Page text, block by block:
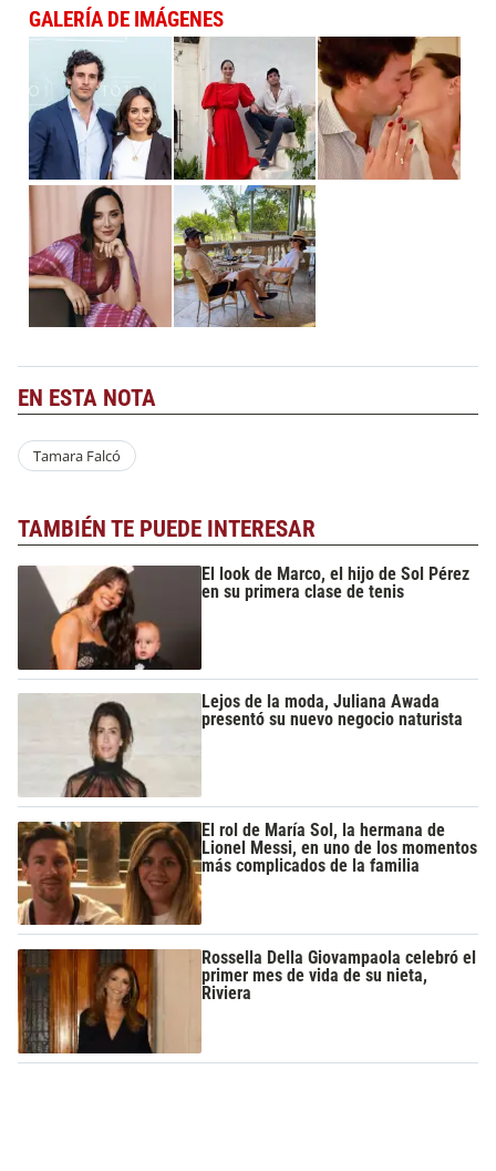
GALERÍA DE IMÁGENES
EN ESTA NOTA
Tamara Falcó
TAMBIÉN TE PUEDE INTERESAR
El look de Marco, el hijo de Sol Pérez
en su primera clase de tenis
Lejos de la moda, Juliana Awada
presentó su nuevo negocio naturista
El rol de María Sol, la hermana de
Lionel Messi, en uno de los momentos
más complicados de la familia
Rossella Della Giovampaola celebró el
primer mes de vida de su nieta,
Riviera